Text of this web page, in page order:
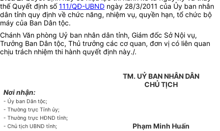
thế Quyết định số111/QĐ-UBND ngày 28/3/2011 của Ủy ban nhân
dân tỉnh quy định về chức năng, nhiệm vụ, quyền hạn, tổ chức bộ
máy của Ban Dân tộc.
Chánh Văn phòng Uỷ ban nhân dân tỉnh, Giám đốc Sở Nội vụ,
Trưởng Ban Dân tộc, Thủ trưởng các cơ quan, đơn vị có liên quan
chịu trách nhiệm thi hành quyết định này./.
Nơi nhận:
- Ủy ban Dân tộc;
- Thường trực Tỉnh ủy;
- Thường trực HĐND tỉnh;
- Chủ tịch UBND tỉnh;
TM. UỶ BAN NHÂN DÂN
CHỦ TỊCH
Phạm Minh Huấn